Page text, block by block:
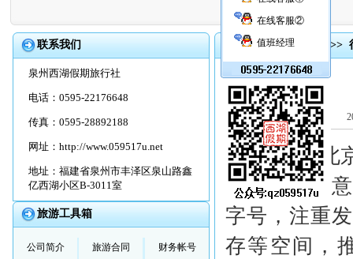
在线客服②
值班经理
联系我们
泉州西湖假期旅行社
电话：0595-22176648
传真：0595-28892188
网址： http://www.059517u.net
地址：福建省泉州市丰泽区泉山路鑫
亿西湖小区B-3011室
旅游工具箱
公司简介 旅游合同
财务帐号
首页>>旅游资讯 >>
5月28日，北
发展的实施
字号，注重
存等空间，